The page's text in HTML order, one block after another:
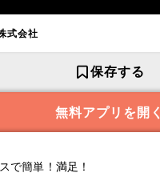
式会社
保存する
無料アプリを開く
で簡単！満足！